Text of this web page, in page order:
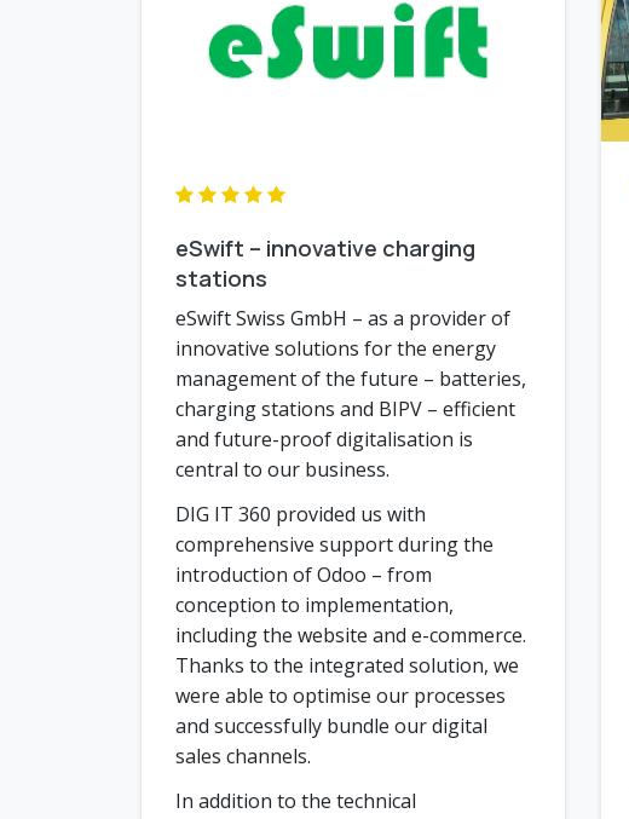
eSwift – innovative charging
stations
eSwift Swiss GmbH – as a provider of
innovative solutions for the energy
management of the future – batteries,
charging stations and BIPV – efficient
and future-proof digitalisation is
central to our business.
DIG IT 360 provided us with
comprehensive support during the
introduction of Odoo – from
conception to implementation,
including the website and e-commerce.
Thanks to the integrated solution, we
were able to optimise our processes
and successfully bundle our digital
sales channels.
In addition to the technical